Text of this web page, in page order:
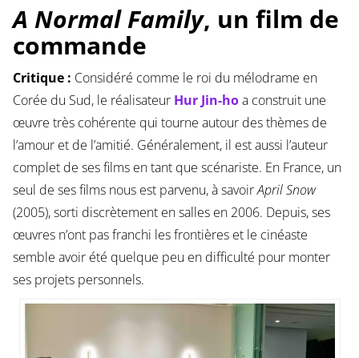
A Normal Family, un film de
commande
Critique : Considéré comme le roi du mélodrame en
Corée du Sud, le réalisateur Hur Jin-hoa construit une
œuvre très cohérente qui tourne autour des thèmes de
l’amour et de l’amitié. Généralement, il est aussi l’auteur
complet de ses films en tant que scénariste. En France, un
seul de ses films nous est parvenu, à savoirApril Snow
(2005), sorti discrètement en salles en 2006. Depuis, ses
œuvres n’ont pas franchi les frontières et le cinéaste
semble avoir été quelque peu en difficulté pour monter
ses projets personnels.